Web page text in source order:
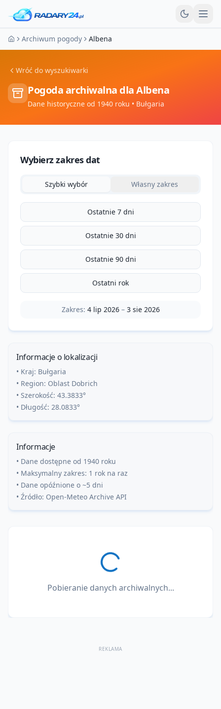
Strona główna
Archiwum pogody Albena
Wróć do wyszukiwarki
Pogoda archiwalna dlaAlbena
Dane historyczne od 1940 roku • Bułgaria
Wybierz zakres dat
Szybki wybór Własny zakres
Ostatnie 7 dni
Ostatnie 30 dni
Ostatnie 90 dni
Ostatni rok
Zakres: 4 lip 2026– 3 sie 2026
Informacje o lokalizacji
• Kraj: Bułgaria
• Region: Oblast Dobrich
• Szerokość: 43.3833°
• Długość: 28.0833°
Informacje
• Dane dostępne od 1940 roku
• Maksymalny zakres: 1 rok na raz
• Dane opóźnione o ~5 dni
• Źródło: Open-Meteo Archive API
Pobieranie danych archiwalnych...
REKLAMA